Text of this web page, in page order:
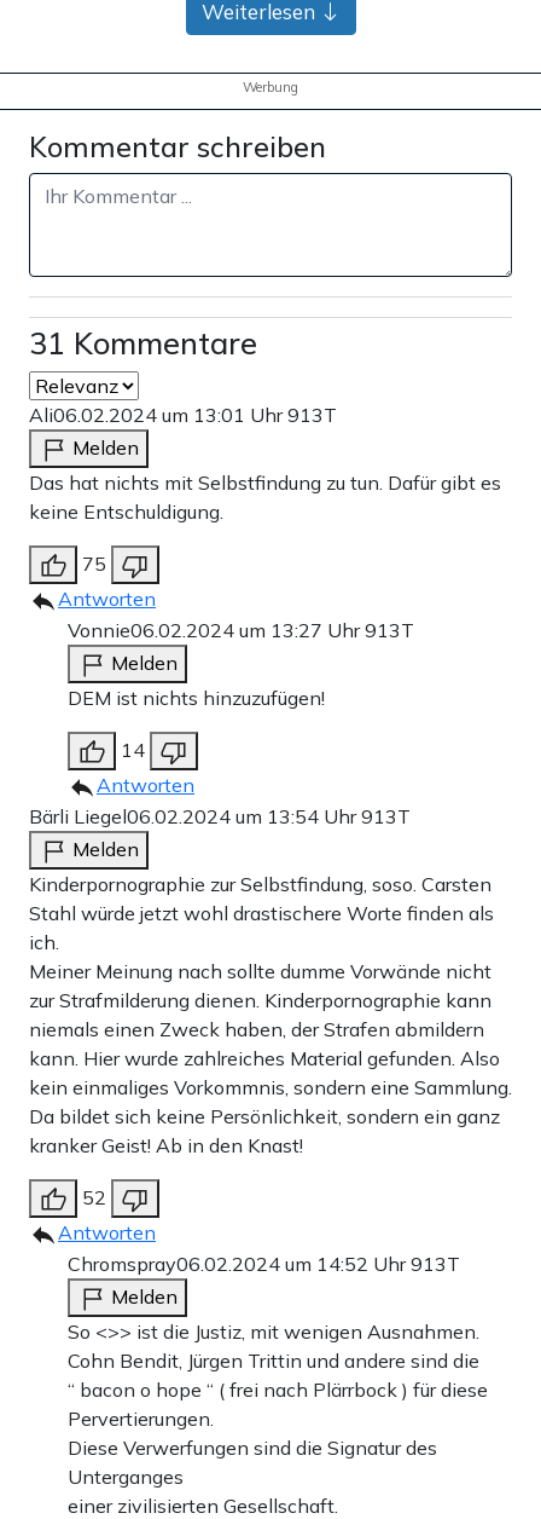
Weiterlesen
Werbung
Kommentar schreiben
31 Kommentare
Ali06.02.2024 um 13:01 Uhr913T
Melden
Das hat nichts mit Selbstfindung zu tun. Dafür gibt es
keine Entschuldigung.
75
Antworten
Vonnie06.02.2024 um 13:27 Uhr913T
Melden
DEM ist nichts hinzuzufügen!
14
Antworten
Bärli Liegel06.02.2024 um 13:54 Uhr913T
Melden
Kinderpornographie zur Selbstfindung, soso. Carsten
Stahl würde jetzt wohl drastischere Worte finden als
ich.
Meiner Meinung nach sollte dumme Vorwände nicht
zur Strafmilderung dienen. Kinderpornographie kann
niemals einen Zweck haben, der Strafen abmildern
kann. Hier wurde zahlreiches Material gefunden. Also
kein einmaliges Vorkommnis, sondern eine Sammlung.
Da bildet sich keine Persönlichkeit, sondern ein ganz
kranker Geist! Ab in den Knast!
52
Antworten
Chromspray06.02.2024 um 14:52 Uhr913T
Melden
So <>> ist die Justiz, mit wenigen Ausnahmen.
Cohn Bendit, Jürgen Trittin und andere sind die
“ bacon o hope “ ( frei nach Plärrbock ) für diese
Pervertierungen.
Diese Verwerfungen sind die Signatur des
Unterganges
einer zivilisierten Gesellschaft.